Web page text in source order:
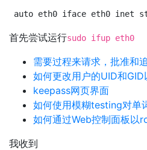
auto eth0 iface eth0 inet
首先尝试运行sudo ifup eth0
需要过程来请求，批准和
如何更改用户的UID和
keepass网页界面
如何使用模糊testing对单
如何通过Web控制面板以
我收到